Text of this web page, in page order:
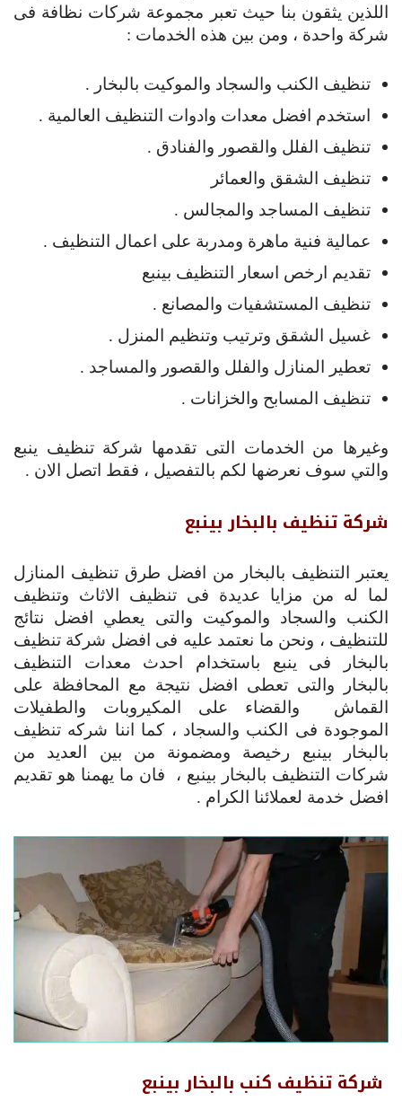
اللذين يثقون بنا حيث تعبر مجموعة شركات نظافة فى
شركة واحدة ، ومن بين هذه الخدمات :
تنظيف الكنب والسجاد والموكيت بالبخار .
استخدم افضل معدات وادوات التنظيف العالمية .
تنظيف الفلل والقصور والفنادق .
تنظيف الشقق والعمائر
تنظيف المساجد والمجالس .
عمالية فنية ماهرة ومدربة على اعمال التنظيف .
تقديم ارخص اسعار التنظيف بينبع
تنظيف المستشفيات والمصانع .
غسيل الشقق وترتيب وتنظيم المنزل .
تعطير المنازل والفلل والقصور والمساجد .
تنظيف المسابح والخزانات .
وغيرها من الخدمات التى تقدمها شركة تنظيف ينبع
والتي سوف نعرضها لكم بالتفصيل ، فقط اتصل الان .
شركة تنظيف بالبخار بينبع
يعتبر التنظيف بالبخار من افضل طرق تنظيف المنازل
لما له من مزايا عديدة فى تنظيف الاثاث وتنظيف
الكنب والسجاد والموكيت والتى يعطي افضل نتائج
للتنظيف ، ونحن ما نعتمد عليه فى افضل شركة تنظيف
بالبخار فى ينبع باستخدام احدث معدات التنظيف
بالبخار والتى تعطى افضل نتيجة مع المحافظة على
القماش والقضاء على المكيروبات والطفيلات
الموجودة فى الكنب والسجاد ، كما اننا شركه تنظيف
بالبخار بينبع رخيصة ومضمونة من بين العديد من
شركات التنظيف بالبخار بينبع ، فان ما يهمنا هو تقديم
افضل خدمة لعملائنا الكرام .
شركة تنظيف كنب بالبخار بينبع